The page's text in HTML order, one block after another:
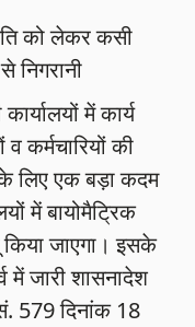
को लेकर कसी
निगरानी
में कार्य
कर्मचारियों की
लिए एक बड़ा कदम
में बायोमैट्रिक
जाएगा। इसके
में जारी शासनादेश
579 दिनांक 18